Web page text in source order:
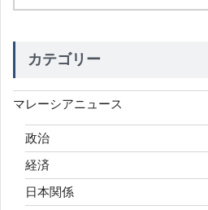
カテゴリー
マレーシアニュース
政治
経済
日本関係